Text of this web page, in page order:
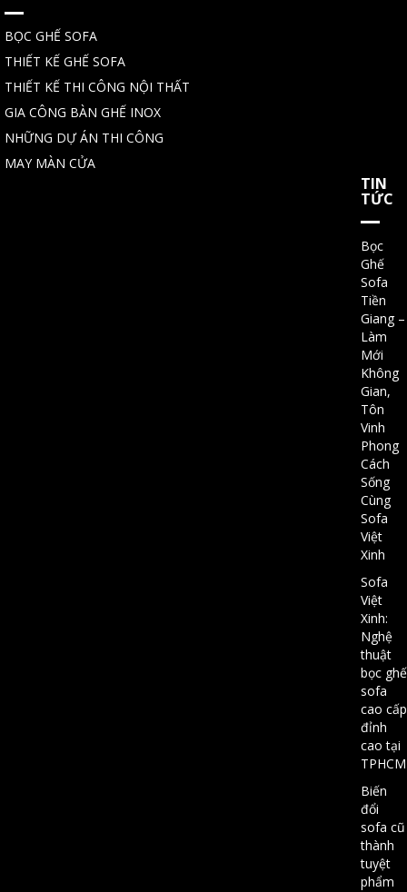
BỌC GHẾ SOFA
THIẾT KẾ GHẾ SOFA
THIẾT KẾ THI CÔNG NỘI THẤT
GIA CÔNG BÀN GHẾ INOX
NHỮNG DỰ ÁN THI CÔNG
MAY MÀN CỬA
TIN
TỨC
Bọc
Ghế
Sofa
Tiền
Giang –
Làm
Mới
Không
Gian,
Tôn
Vinh
Phong
Cách
Sống
Cùng
Sofa
Việt
Xinh
Sofa
Việt
Xinh:
Nghệ
thuật
bọc ghế
sofa
cao cấp
đỉnh
cao tại
TPHCM
Biến
đổi
sofa cũ
thành
tuyệt
phẩm